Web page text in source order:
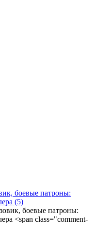
боевые патроны:
(5)